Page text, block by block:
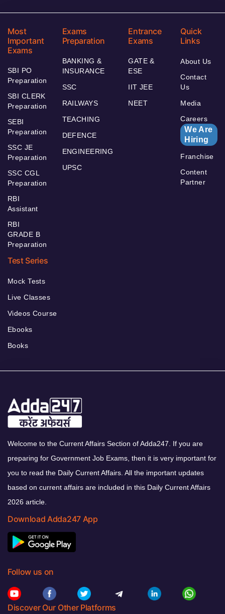
Most
Important
Exams
SBI PO
Preparation
SBI CLERK
Preparation
SEBI
Preparation
SSC JE
Preparation
SSC CGL
Preparation
RBI
Assistant
RBI
GRADE B
Preparation
Exams
Preparation
BANKING &
INSURANCE
SSC
RAILWAYS
TEACHING
DEFENCE
ENGINEERING
UPSC
Entrance
Exams
GATE &
ESE
IIT JEE
NEET
Quick
Links
About Us
Contact
Us
Media
Careers
We Are
Hiring
Franchise
Content
Partner
Test Series
Mock Tests
Live Classes
Videos Course
Ebooks
Books
Welcome to the Current Affairs Section of Adda247. If you are
preparing for Government Job Exams, then it is very important for
you to read the Daily Current Affairs. All the important updates
based on current affairs are included in this Daily Current Affairs
2026 article.
Download Adda247 App
Follow us on
Discover Our Other Platforms